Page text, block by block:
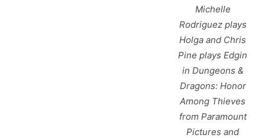
Michelle
Rodriguez plays
Holga and Chris
Pine plays Edgin
in Dungeons &
Dragons: Honor
Among Thieves
from Paramount
Pictures and